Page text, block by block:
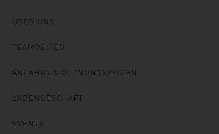
ÜBER UNS
TEAMREITER
ANFAHRT & ÖFFNUNGSZEITEN
LADENGESCHÄFT
EVENTS